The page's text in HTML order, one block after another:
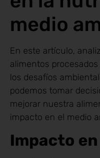
medio
En este artículo,
alimentos
los desafíos
podemos tomar
mejorar nuestra
impacto en el medio
Impacto